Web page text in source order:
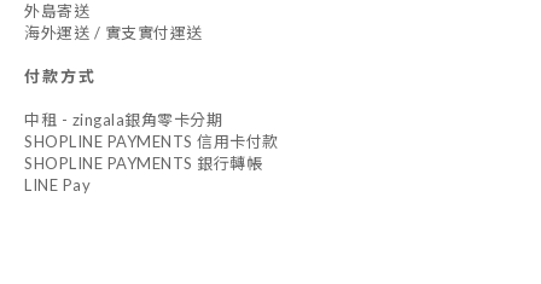
外島寄送
海外運送 / 實支實付運送
付款方式
中租 - zingala銀角零卡分期
SHOPLINE PAYMENTS 信用卡付款
SHOPLINE PAYMENTS 銀行轉帳
LINE Pay